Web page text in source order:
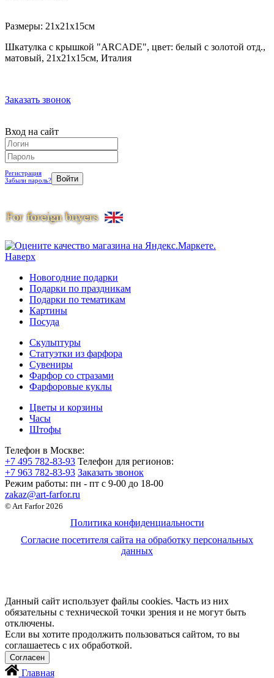
Размеры: 21х21х15см
Шкатулка с крышкой "ARCADE", цвет: белый с золотой отд.,
матовый, 21х21х15см, Италия
Заказать звонок
Вход на сайт
Регистрация
Забыли пароль?
Наверх
Новогодние подарки
Подарки по праздникам
Подарки по тематикам
Картины
Посуда
Скульптуры
Статуэтки из фарфора
Сувениры
Фарфор со стразами
Фарфоровые куклы
Цветы и корзины
Часы
Штофы
Телефон в Москве:
+7 495 782-83-93 Телефон для регионов:
+7 963 782-83-93 Заказать звонок
Режим работы: пн - пт c 9-00 до 18-00
zakaz@art-farfor.ru
© Art Farfor 2026
Политика конфиденциальности
Согласие посетителя сайта на обработку персональных
данных
Данный сайт использует файлы cookies. Часть из них
обязательны с технической точки зрения и не могут быть
отключены.
Если вы хотите продолжить пользоваться сайтом, то вы
соглашаетесь с их обработкой.
Главная